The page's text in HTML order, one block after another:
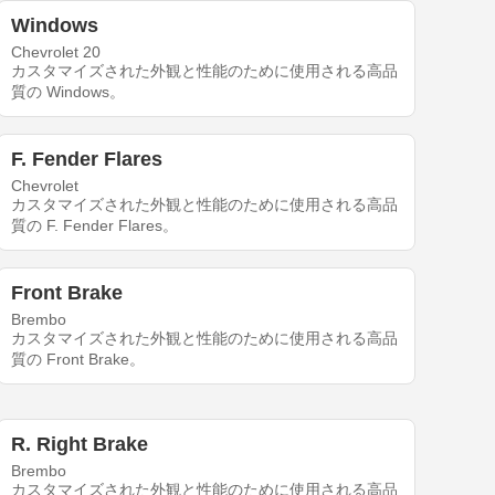
Windows
Chevrolet 20
カスタマイズされた外観と性能のために使用される高品
質の Windows。
F. Fender Flares
Chevrolet
カスタマイズされた外観と性能のために使用される高品
質の F. Fender Flares。
Front Brake
Brembo
カスタマイズされた外観と性能のために使用される高品
質の Front Brake。
R. Right Brake
Brembo
カスタマイズされた外観と性能のために使用される高品